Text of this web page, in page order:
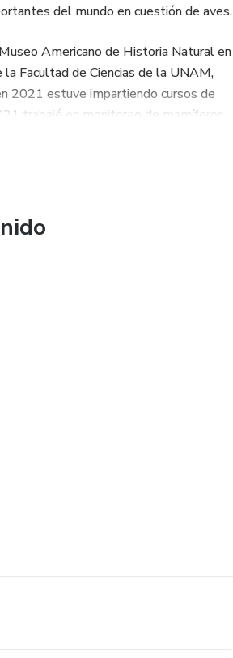
del mundo en cuestión de aves.
Americano de Historia Natural en
Facultad de Ciencias de la UNAM,
2021 estuve impartiendo cursos de
trabajé en monitoreo de mamíferos
Bahía de Todos los Santos en Baja